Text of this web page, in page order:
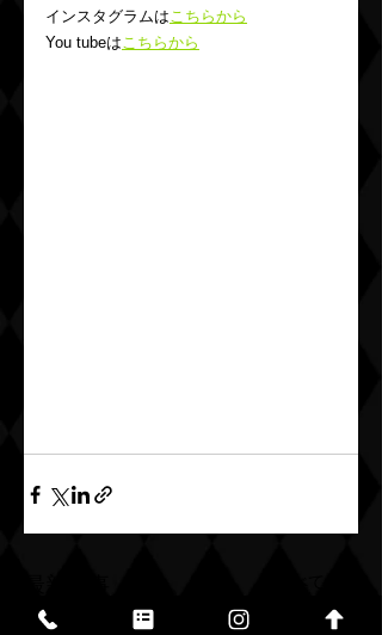
インスタグラムはこちらから
You tubeはこちらから